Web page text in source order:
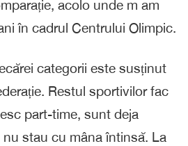
acolo unde m am
în cadrul Centrului Olimpic.
categorii este susținut
Restul sportivilor fac
part-time, sunt deja
stau cu mâna întinsă. La